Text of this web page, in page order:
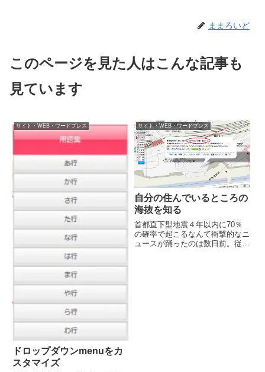
ままろいど
このページを見た人はこんな記事も
見ています
サイト・WEB・ワードプレス
ドロップダウンmenuをカ
スタマイズ
サイト・WEB・ワードプレス
自分の住んでいるところの
海抜を知る
首都直下型地震４年以内に70％
の確率で起こるなんて衝撃的なニ
ュースが踊ったのは数日前。従来